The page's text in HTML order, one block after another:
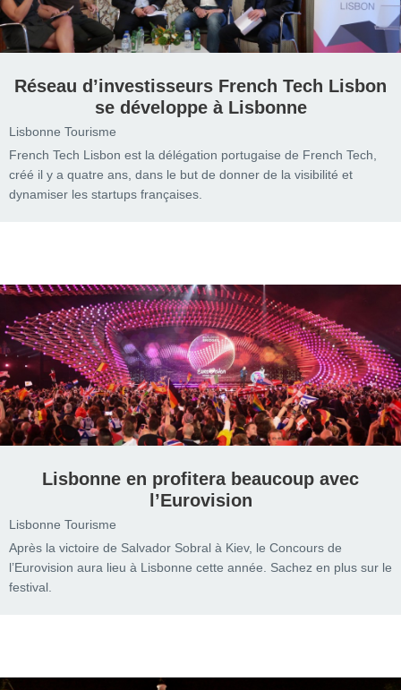
Réseau d’investisseurs French Tech Lisbon
se développe à Lisbonne
Lisbonne Tourisme
French Tech Lisbon est la délégation portugaise de French Tech,
créé il y a quatre ans, dans le but de donner de la visibilité et
dynamiser les startups françaises.
Lisbonne en profitera beaucoup avec
l’Eurovision
Lisbonne Tourisme
Après la victoire de Salvador Sobral à Kiev, le Concours de
l’Eurovision aura lieu à Lisbonne cette année. Sachez en plus sur le
festival.